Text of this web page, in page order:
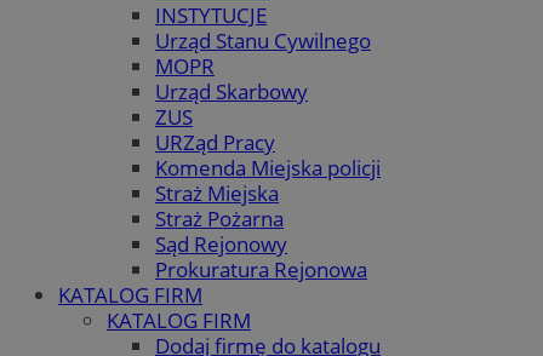
INSTYTUCJE
Urząd Stanu Cywilnego
MOPR
Urząd Skarbowy
ZUS
URZąd Pracy
Komenda Miejska policji
Straż Miejska
Straż Pożarna
Sąd Rejonowy
Prokuratura Rejonowa
KATALOG FIRM
KATALOG FIRM
Dodaj firmę do katalogu